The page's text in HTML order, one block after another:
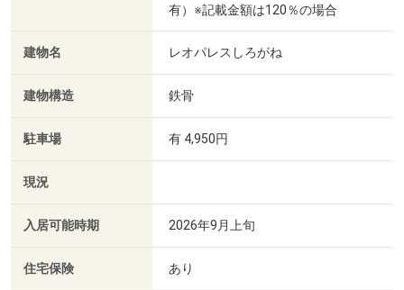
有）※記載金額は120％の場合
建物名 レオパレスしろがね
建物構造 鉄骨
駐車場 有 4,950円
現況
入居可能時期 2026年9月上旬
住宅保険 あり